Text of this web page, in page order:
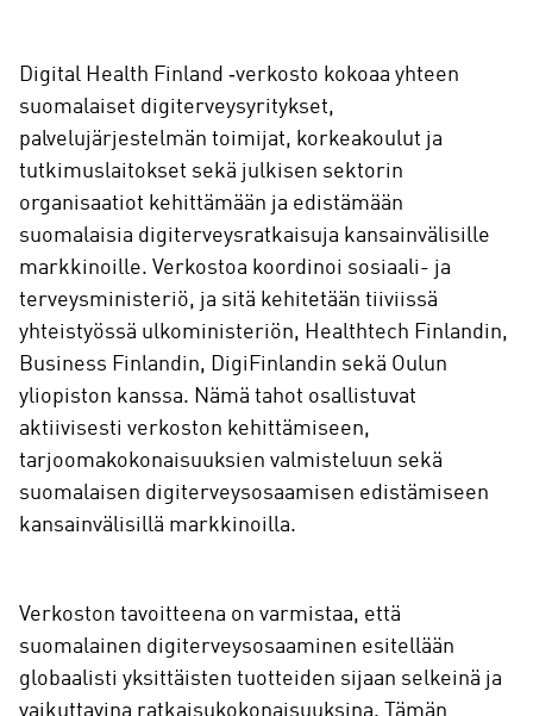
Digital Health Finland ‑verkosto kokoaa yhteen
suomalaiset digiterveysyritykset,
palvelujärjestelmän toimijat, korkeakoulut ja
tutkimuslaitokset sekä julkisen sektorin
organisaatiot kehittämään ja edistämään
suomalaisia digiterveysratkaisuja kansainvälisille
markkinoille. Verkostoa koordinoi sosiaali- ja
terveysministeriö, ja sitä kehitetään tiiviissä
yhteistyössä ulkoministeriön, Healthtech Finlandin,
Business Finlandin, DigiFinlandin sekä Oulun
yliopiston kanssa. Nämä tahot osallistuvat
aktiivisesti verkoston kehittämiseen,
tarjoomakokonaisuuksien valmisteluun sekä
suomalaisen digiterveysosaamisen edistämiseen
kansainvälisillä markkinoilla.
Verkoston tavoitteena on varmistaa, että
suomalainen digiterveysosaaminen esitellään
globaalisti yksittäisten tuotteiden sijaan selkeinä ja
vaikuttavina ratkaisukokonaisuuksina. Tämän